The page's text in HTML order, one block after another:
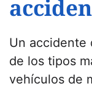
Un accidente
de los tipos
vehículos de